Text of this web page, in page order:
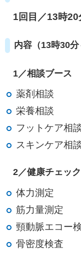
1回目／13時20
内容（13時30分
1／相談ブース
薬剤相談
栄養相談
フットケア相
スキンケア相
2／健康チェッ
体力測定
筋力量測定
頸動脈エコー
骨密度検査